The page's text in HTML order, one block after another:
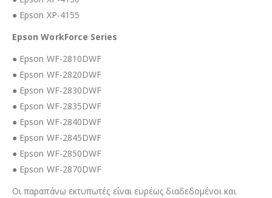
● Epson XP-4155
Epson WorkForce Series
● Epson WF-2810DWF
● Epson WF-2820DWF
● Epson WF-2830DWF
● Epson WF-2835DWF
● Epson WF-2840DWF
● Epson WF-2845DWF
● Epson WF-2850DWF
● Epson WF-2870DWF
Οι παραπάνω εκτυπωτές είναι ευρέως διαδεδομένοι και